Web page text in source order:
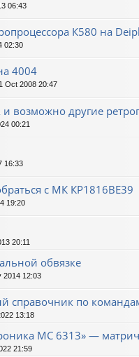
06:43
К580 на
02:30
4004
Oct 2008 20:47
и возможно другие
00:21
16:33
с МК КР1816ВЕ39
19:20
20:11
обвязке
2014 12:03
справочник по
13:18
МС 6313» —
21:59